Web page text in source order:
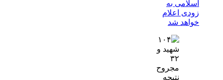
اسلامی به
زودی اعلام
خواهد شد